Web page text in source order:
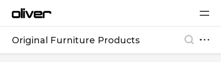
Original Furniture Products